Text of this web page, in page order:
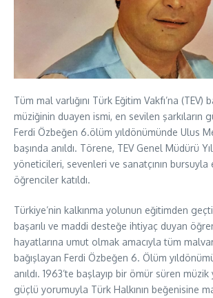
Tüm mal varlığını Türk Eğitim Vakfı’na (TEV)
müziğinin duayen ismi, en sevilen şarkıların
Ferdi Özbeğen 6.ölüm yıldönümünde Ulus
başında anıldı. Törene, TEV Genel Müdürü
yöneticileri, sevenleri ve sanatçının
öğrenciler katıldı.
Türkiye’nin kalkınma yolunun eğitimden
başarılı ve maddi desteğe ihtiyaç duyan
hayatlarına umut olmak amacıyla tüm
bağışlayan Ferdi Özbeğen 6. Ölüm
anıldı. 1963’te başlayıp bir ömür süren
güçlü yorumuyla Türk Halkının beğenisine